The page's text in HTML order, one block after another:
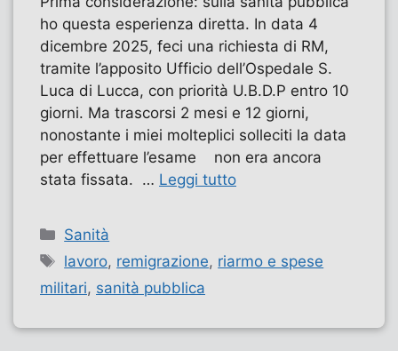
ho questa esperienza diretta. In data 4
dicembre 2025, feci una richiesta di RM,
tramite l’apposito Ufficio dell’Ospedale S.
Luca di Lucca, con priorità U.B.D.P entro 10
giorni. Ma trascorsi 2 mesi e 12 giorni,
nonostante i miei molteplici solleciti la data
per effettuare l’esame non era ancora
stata fissata. … Leggi tutto
Categorie
Sanità
Tag
lavoro, remigrazione, riarmo e spese
militari, sanità pubblica